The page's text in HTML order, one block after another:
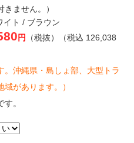
きません。）
イト / ブラウン
円
（税抜）（税込 126,038
。沖縄県・島しょ部、大型トラ
があります。）
。